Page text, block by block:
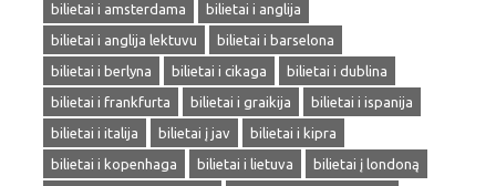
bilietai i amsterdama
bilietai i anglija
bilietai i anglija lektuvu
bilietai i barselona
bilietai i berlyna
bilietai i cikaga
bilietai i dublina
bilietai i frankfurta
bilietai i graikija
bilietai i ispanija
bilietai i italija
bilietai į jav
bilietai i kipra
bilietai i kopenhaga
bilietai i lietuva
bilietai į londoną